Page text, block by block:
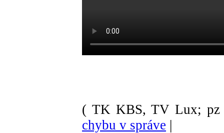
( TK KBS, TV Lux; pz
chybu v správe |